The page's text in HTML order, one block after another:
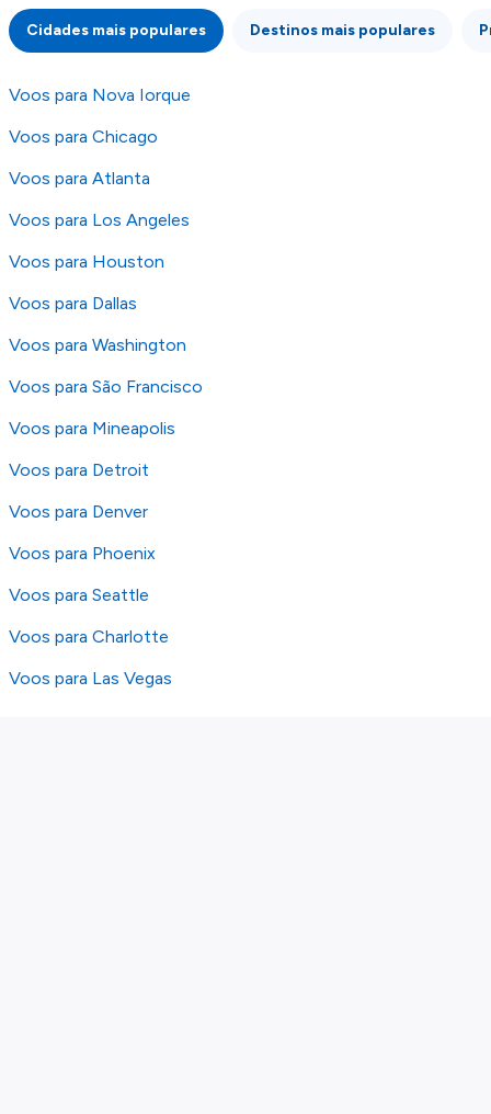
integridade ou pela precisão da informação
publicada, por isso verifique com atenção todas
as condições no website do parceiro antes de
fazer uma reserva. Para mais detalhes verifique
os nossosTermos e Condições
Cidades mais populares Destinos mais populares
Voos para Nova Iorque
Voos para Chicago
Voos para Atlanta
Voos para Los Angeles
Voos para Houston
Voos para Dallas
Voos para Washington
Voos para São Francisco
Voos para Mineapolis
Voos para Detroit
Voos para Denver
Voos para Phoenix
Voos para Seattle
Voos para Charlotte
Voos para Las Vegas